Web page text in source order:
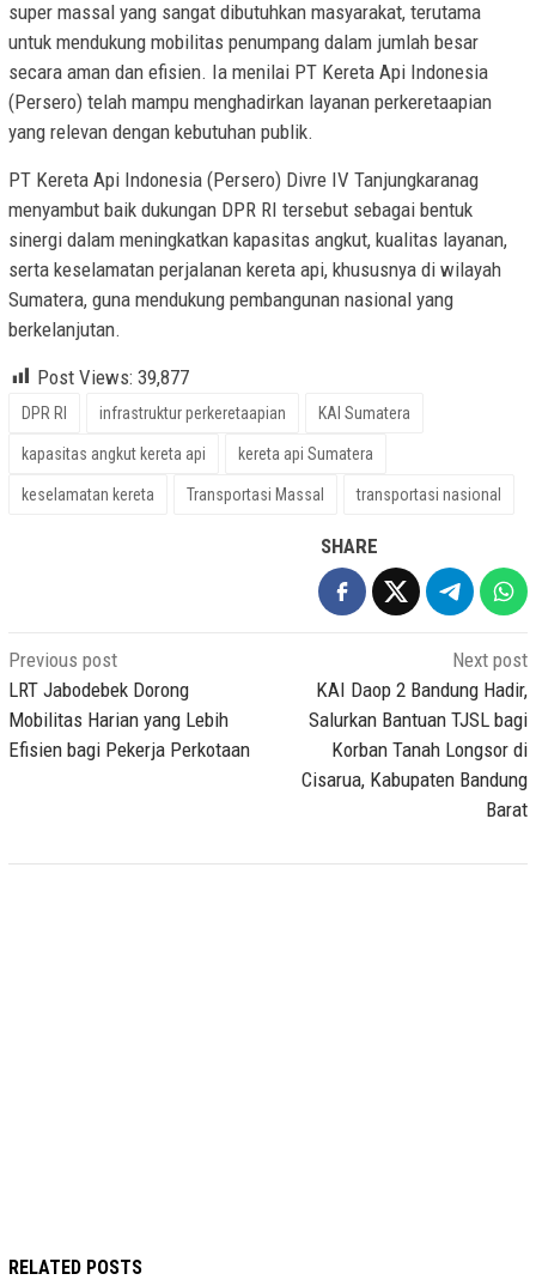
super massal yang sangat dibutuhkan masyarakat, terutama
untuk mendukung mobilitas penumpang dalam jumlah besar
secara aman dan efisien. Ia menilai PT Kereta Api Indonesia
(Persero) telah mampu menghadirkan layanan perkeretaapian
yang relevan dengan kebutuhan publik.
PT Kereta Api Indonesia (Persero) Divre IV Tanjungkaranag
menyambut baik dukungan DPR RI tersebut sebagai bentuk
sinergi dalam meningkatkan kapasitas angkut, kualitas layanan,
serta keselamatan perjalanan kereta api, khususnya di wilayah
Sumatera, guna mendukung pembangunan nasional yang
berkelanjutan.
Post Views: 39,877
DPR RI infrastruktur perkeretaapian KAI Sumatera
kapasitas angkut kereta api kereta api Sumatera
keselamatan kereta Transportasi Massal transportasi nasional
SHARE
Post
navigation
Previous post
LRT Jabodebek Dorong
Mobilitas Harian yang Lebih
Efisien bagi Pekerja Perkotaan
Next post
KAI Daop 2 Bandung Hadir,
Salurkan Bantuan TJSL bagi
Korban Tanah Longsor di
Cisarua, Kabupaten Bandung
Barat
RELATED POSTS